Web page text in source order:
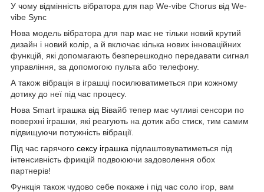
У чому відмінність вібратора для пар We-vibe Chorus від We-
vibe Sync
Нова модель вібратора для пар має не тільки новий крутий
дизайн і новий колір, а й включає кілька нових інноваційних
функцій, які допомагають безперешкодно передавати сигнал
управління, за допомогою пульта або телефону.
А також вібрація в іграшці посилюватиметься при кожному
дотику до неї під час процесу.
Нова Smart іграшка від Вівайб тепер має чутливі сенсори по
поверхні іграшки, які реагують на дотик або стиск, тим самим
підвищуючи потужність вібрації.
Під час гарячого сексу іграшка підлаштовуватиметься під
інтенсивність фрикцій подвоюючи задоволення обох
партнерів!
Функція також чудово себе покаже і під час соло ігор, вам